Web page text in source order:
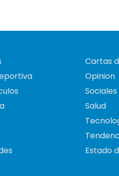
Cartas
Opinion
Sociales
Salud
Estado